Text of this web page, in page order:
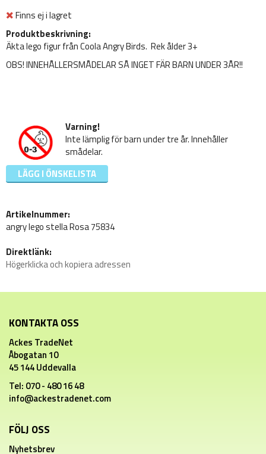
Finns ej i lagret
Produktbeskrivning:
Äkta lego figur från Coola Angry Birds. Rek ålder 3+
OBS! INNEHÅLLERSMÅDELAR SÅ INGET FÄR BARN UNDER 3ÅR!!
Varning!
Inte lämplig för barn under tre år. Innehåller
smådelar.
LÄGG I ÖNSKELISTA
Artikelnummer:
angry lego stella Rosa 75834
Direktlänk:
Högerklicka och kopiera adressen
KONTAKTA OSS
Ackes TradeNet
Åbogatan 10
45 144 Uddevalla
Tel: 070 - 480 16 48
info@ackestradenet.com
FÖLJ OSS
Nyhetsbrev